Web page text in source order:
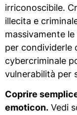
irriconoscibile.
illecita e
massivamente
per condividerle
cybercriminale
vulnerabilità per
Coprire
emoticon. Vedi